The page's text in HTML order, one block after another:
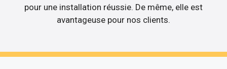
pour une installation réussie. De même, elle est
avantageuse pour nos clients.